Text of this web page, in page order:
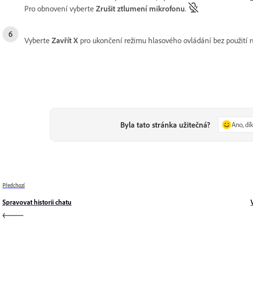
Pro obnovení vyberte Zrušit ztlumení mikrofonu.
Vyberte Zavřít X pro ukončení režimu hlasového ovládání bez použití
Byla tato stránka užitečná? Ano,
Předchozí
Spravovat historii chatu